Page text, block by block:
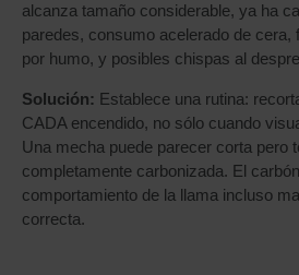
alcanza tamaño considerable, ya ha
paredes, consumo acelerado de cera,
por humo, y posibles chispas al
Solución: Establece una rutina:
CADA encendido, no sólo cuando
Una mecha puede parecer corta pero
completamente carbonizada. El
comportamiento de la llama incluso
correcta.